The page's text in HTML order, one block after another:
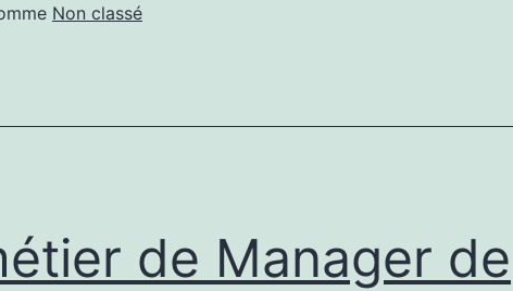
Non classé
de Manager de